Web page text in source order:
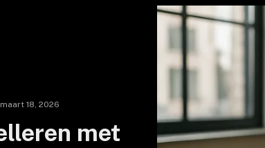
maart 18, 2026
met